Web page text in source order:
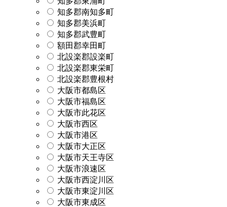
知多郡南知多町
知多郡美浜町
知多郡武豊町
額田郡幸田町
北設楽郡設楽町
北設楽郡東栄町
北設楽郡豊根村
大阪市都島区
大阪市福島区
大阪市此花区
大阪市西区
大阪市港区
大阪市大正区
大阪市天王寺区
大阪市浪速区
大阪市西淀川区
大阪市東淀川区
大阪市東成区